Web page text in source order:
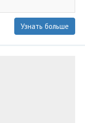
Узнать больше